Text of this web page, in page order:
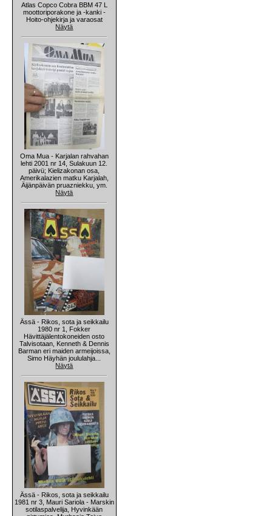
Atlas Copco Cobra BBM 47 L
moottoriporakone ja -kanki -
Hoito-ohjekirja ja varaosat
Näytä
Oma Mua - Karjalan rahvahan
lehti 2001 nr 14, Sulakuun 12.
päivü; Kielizakonan osa,
Amerikalazien matku Karjalah,
Äijänpäivän pruazniekku, ym.
Näytä
Ässä - Rikos, sota ja seikkailu
1980 nr 1, Fokker
Hävittäjälentokoneiden osto
Talvisotaan, Kenneth & Dennis
Barman eri maiden armeijoissa,
Simo Häyhän joululahja...
Näytä
Ässä - Rikos, sota ja seikkailu
1981 nr 3, Mauri Sariola - Marskin
sotilaspalvelija, Hyvinkään